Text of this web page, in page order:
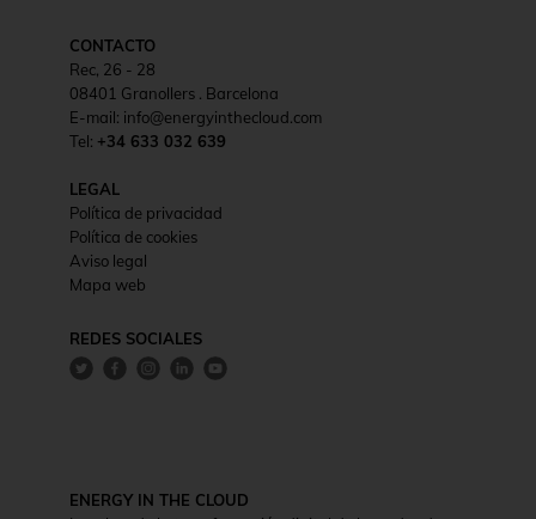
CONTACTO
Rec, 26 - 28
08401 Granollers . Barcelona
E-mail: info@energyinthecloud.com
Tel: +34 633 032 639
LEGAL
Política de privacidad
Política de cookies
Aviso legal
Mapa web
REDES SOCIALES
ENERGY IN THE CLOUD